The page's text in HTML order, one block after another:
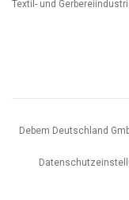
Textil- und
Debem Deutschland